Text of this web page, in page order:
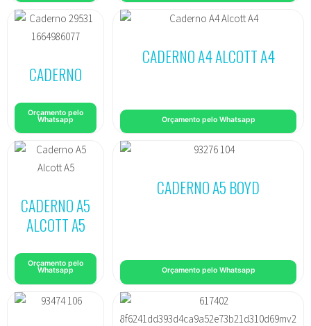
CADERNO
Orçamento pelo
Whatsapp
CADERNO A4 ALCOTT A4
Orçamento pelo Whatsapp
CADERNO A5
ALCOTT A5
Orçamento pelo
Whatsapp
CADERNO A5 BOYD
Orçamento pelo Whatsapp